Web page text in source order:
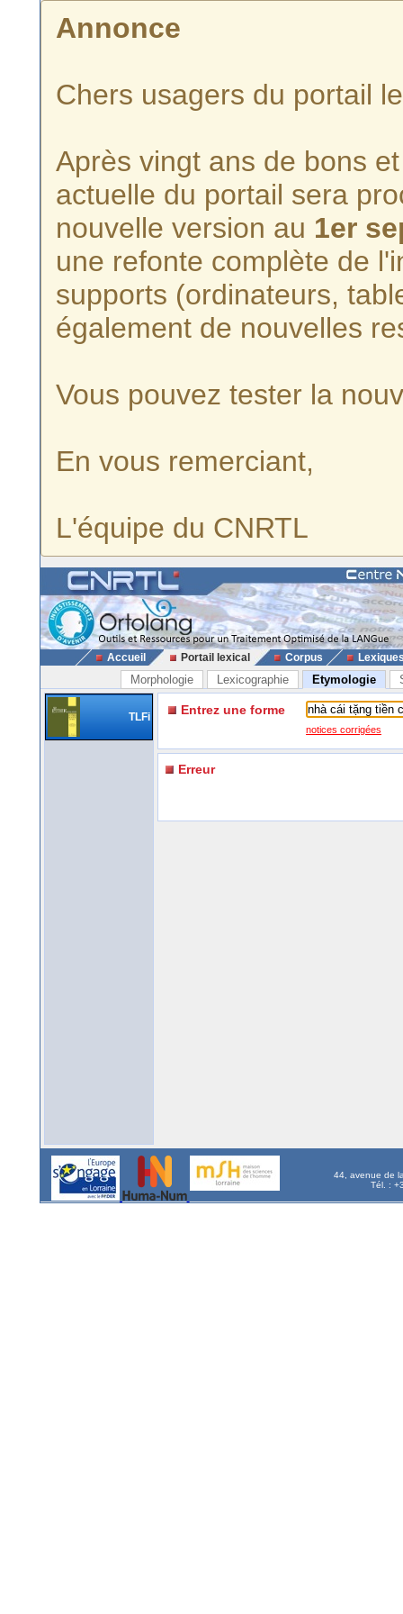
Annonce
Chers usagers du portail
Après vingt ans de bons
actuelle du portail sera
nouvelle version au 1er
une refonte complète de
supports (ordinateurs,
également de nouvelles
Vous pouvez tester la
En vous remerciant,
L'équipe du CNRTL
Accueil Portail lexical Corpus
Morphologie Lexicographie Etymologie
TLFi Entrez une forme
notices corrigées
Erreur
44, avenue de
Tél. :